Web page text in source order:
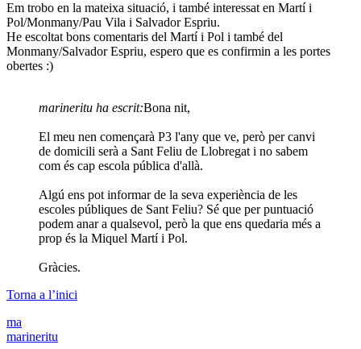
Em trobo en la mateixa situació, i també interessat en Martí i
Pol/Monmany/Pau Vila i Salvador Espriu.
He escoltat bons comentaris del Martí i Pol i també del
Monmany/Salvador Espriu, espero que es confirmin a les portes
obertes :)
marineritu ha escrit:Bona nit,
El meu nen començarà P3 l'any que ve, però per canvi
de domicili serà a Sant Feliu de Llobregat i no sabem
com és cap escola pública d'allà.
Algú ens pot informar de la seva experiència de les
escoles públiques de Sant Feliu? Sé que per puntuació
podem anar a qualsevol, però la que ens quedaria més a
prop és la Miquel Martí i Pol.
Gràcies.
Torna a l’inici
ma
marineritu